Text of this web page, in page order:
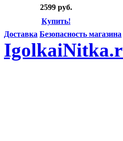
2599 руб.
Купить!
Доставка Безопасность магазина